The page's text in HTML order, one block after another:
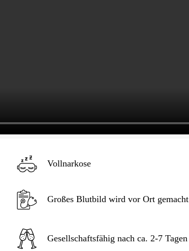
Vollnarkose
Großes Blutbild wird vor Ort gemacht
Gesellschaftsfähig nach ca. 2-7 Tagen